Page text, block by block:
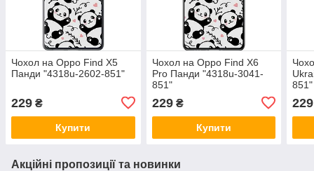
Чохол на Oppo Find X5
Панди "4318u-2602-851"
229 ₴
Купити
Чохол на Oppo Find X6
Pro Панди "4318u-3041-
851"
229₴
Купити
851"
229
Акційні пропозиції та новинки